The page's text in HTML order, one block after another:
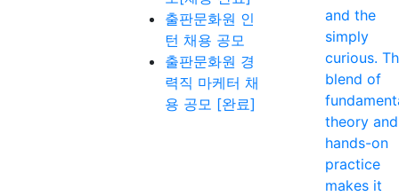
출판문화원 인
턴 채용 공모
출판문화원 경
력직 마케터 채
용 공모 [완료]
and the
simply
curious.
blend of
theory and
hands-on
practice
makes it